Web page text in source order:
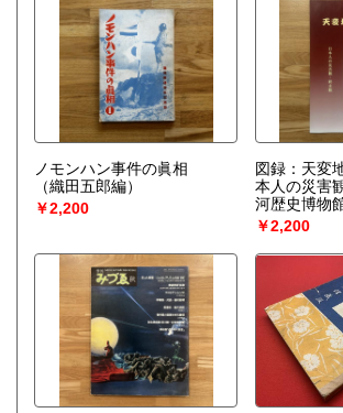
ノモンハン事件の眞相
（織田五郎編）
￥2,200
図録：天変
本人の災害
河歴史博物
￥2,200